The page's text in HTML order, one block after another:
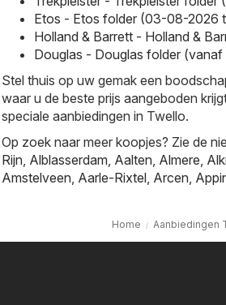
Etos - Etos folder (03-08-2026
Holland & Barrett - Holland &
Douglas - Douglas folder
Stel thuis op uw gemak een
waar u de beste prijs aangeboden
speciale aanbiedingen in Twello.
Op zoek naar meer koopjes? Zie de
Rijn, Alblasserdam, Aalten, Almere,
Amstelveen, Aarle-Rixtel, Arcen,
Home Aanbiedingen